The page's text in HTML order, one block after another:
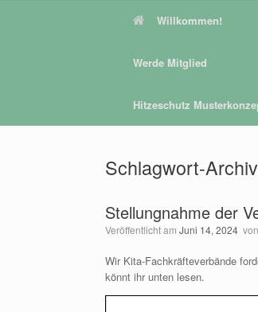
Willkommen!
Werde Mitglied
Hitzeschutz
Schlagwort-
Stellungnahme der
Veröffentlicht am Juni 14, 2024 von
Wir Kita-Fachkräfteverbände
könnt ihr unten lesen.